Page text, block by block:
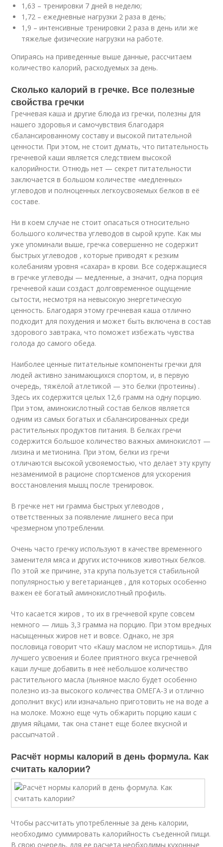
1,63 – тренировки 7 дней в неделю;
1,72 – ежедневные нагрузки 2 раза в день;
1,9 – интенсивные тренировки 2 раза в день или же
тяжелые физические нагрузки на работе.
Опираясь на приведенные выше данные, рассчитаем
количество калорий, расходуемых за день.
Сколько калорий в гречке. Все полезные
свойства гречки
Гречневая каша и другие блюда из гречки, полезны для
нашего здоровья и самочувствия благодаря
сбалансированному составу и высокой питательной
ценности. При этом, не стоит думать, что питательность
гречневой каши является следствием высокой
калорийности. Отнюдь нет — секрет питательности
заключается в большом количестве «медленных»
углеводов и полноценных легкоусвояемых белков в её
составе.
Ни в коем случае не стоит опасаться относительно
большого количества углеводов в сырой крупе. Как мы
уже упоминали выше, гречка совершенно не содержит
быстрых углеводов , которые приводят к резким
колебаниям уровня «сахара» в крови. Все содержащиеся
в гречке углеводы — медленные, а значит, одна порция
гречневой каши создаст долговременное ощущение
сытости, несмотря на невысокую энергетическую
ценность. Благодаря этому гречневая каша отлично
подходит для похудения и может быть включена в состав
здорового завтрака, что поможет избежать чувства
голода до самого обеда.
Наиболее ценные питательные компоненты гречки для
людей активно занимающихся спортом, и, в первую
очередь, тяжёлой атлетикой — это белки (протеины) .
Здесь их содержится целых 12,6 грамм на одну порцию.
При этом, аминокислотный состав белков является
одним из самых богатых и сбалансированных среди
растительных продуктов питания. В белках гречи
содержится большое количество важных аминокислот —
лизина и метионина. При этом, белки из гречи
отличаются высокой усвояемостью, что делает эту крупу
незаменимой в рационе спортсменов для ускорения
восстановления мышц после тренировок.
В гречке нет ни грамма быстрых углеводов ,
ответственных за появление лишнего веса при
чрезмерном употреблении.
Очень часто гречку используют в качестве временного
заменителя мяса и других источников животных белков.
По этой же причине, эта крупа пользуется стабильной
популярностью у вегетарианцев , для которых особенно
важен её богатый аминокислотный профиль.
Что касается жиров , то их в гречневой крупе совсем
немного — лишь 3,3 грамма на порцию. При этом вредных
насыщенных жиров нет и вовсе. Однако, не зря
пословица говорит что «Кашу маслом не испортишь». Для
лучшего усвоения и более приятного вкуса гречневой
каши лучше добавить в неё небольшое количество
растительного масла (льняное масло будет особенно
полезно из-за высокого количества ОМЕГА-3 и отлично
дополнит вкус) или изначально приготовить не на воде а
на молоке. Можно еще чуть обжарить порцию каши с
двумя яйцами, так она станет еще более вкусной и
рассыпчатой .
Расчёт нормы калорий в день формула. Как
считать калории?
Чтобы рассчитать употребленные за день калории,
необходимо суммировать калорийность съеденной пищи.
В свою очередь, для ее расчета необходимы кухонные